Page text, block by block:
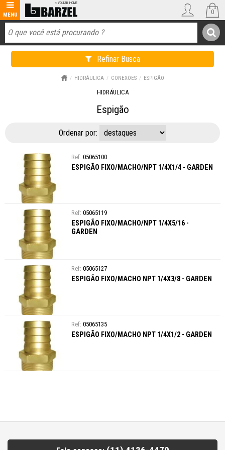
Refinar Busca
0
HIDRÁULICA CONEXÕES ESPIGÃO
HIDRÁULICA
Espigão
Ordenar por:
05065100
ESPIGÃO FIXO/MACHO/NPT 1/4X1/4 - GARDEN
05065119
ESPIGÃO FIXO/MACHO/NPT 1/4X5/16 -
GARDEN
05065127
ESPIGÃO FIXO/MACHO NPT 1/4X3/8 - GARDEN
05065135
ESPIGÃO FIXO/MACHO NPT 1/4X1/2 - GARDEN